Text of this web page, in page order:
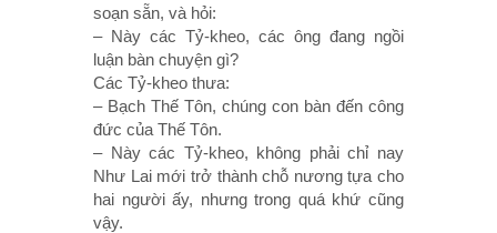
soạn sẵn, và hỏi:
– Này các Tỷ-kheo, các ông đang ngồi
luận bàn chuyện gì?
Các Tỷ-kheo thưa:
– Bạch Thế Tôn, chúng con bàn đến công
đức của Thế Tôn.
– Này các Tỷ-kheo, không phải chỉ nay
Như Lai mới trở thành chỗ nương tựa cho
hai người ấy, nhưng trong quá khứ cũng
vậy.